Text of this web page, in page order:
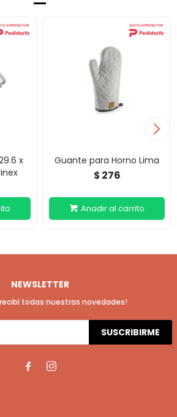
x
Guante para Horno Lima
$ 276
NEWSLETTER
recibí todas nuestras novedades!
SUSCRIBIRME
 